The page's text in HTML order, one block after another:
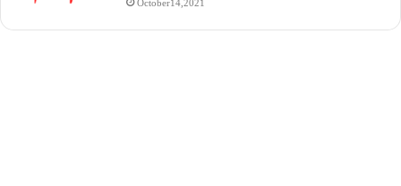
October 14, 2021